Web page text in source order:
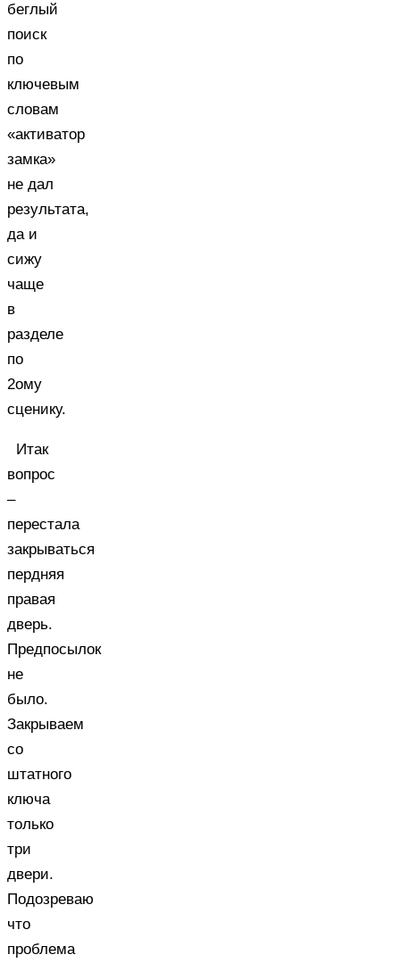
беглый
поиск
по
ключевым
словам
«активатор
замка»
не дал
результата,
да и
сижу
чаще
в
разделе
по
2ому
сценику.
Итак
вопрос
–
перестала
закрываться
пердняя
правая
дверь.
Предпосылок
не
было.
Закрываем
со
штатного
ключа
только
три
двери.
Подозреваю
что
проблема